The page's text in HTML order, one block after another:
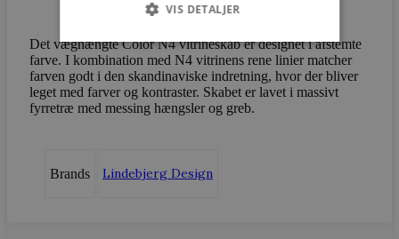
Det væghængte Color N4 vitrineskab er designet i afstemte
farve. I kombination med N4 vitrinens rene linier matcher
farven godt i den skandinaviske indretning, hvor der bliver
leget med farver og kontraster. Skabet er lavet i massivt
fyrretræ med messing hængsler og greb.
Brands Lindebjerg Design
VIS DETALJER
Strengt nødvendige
Ydeevne
Målretning
korrekt uden strengt nødvendige cookies.